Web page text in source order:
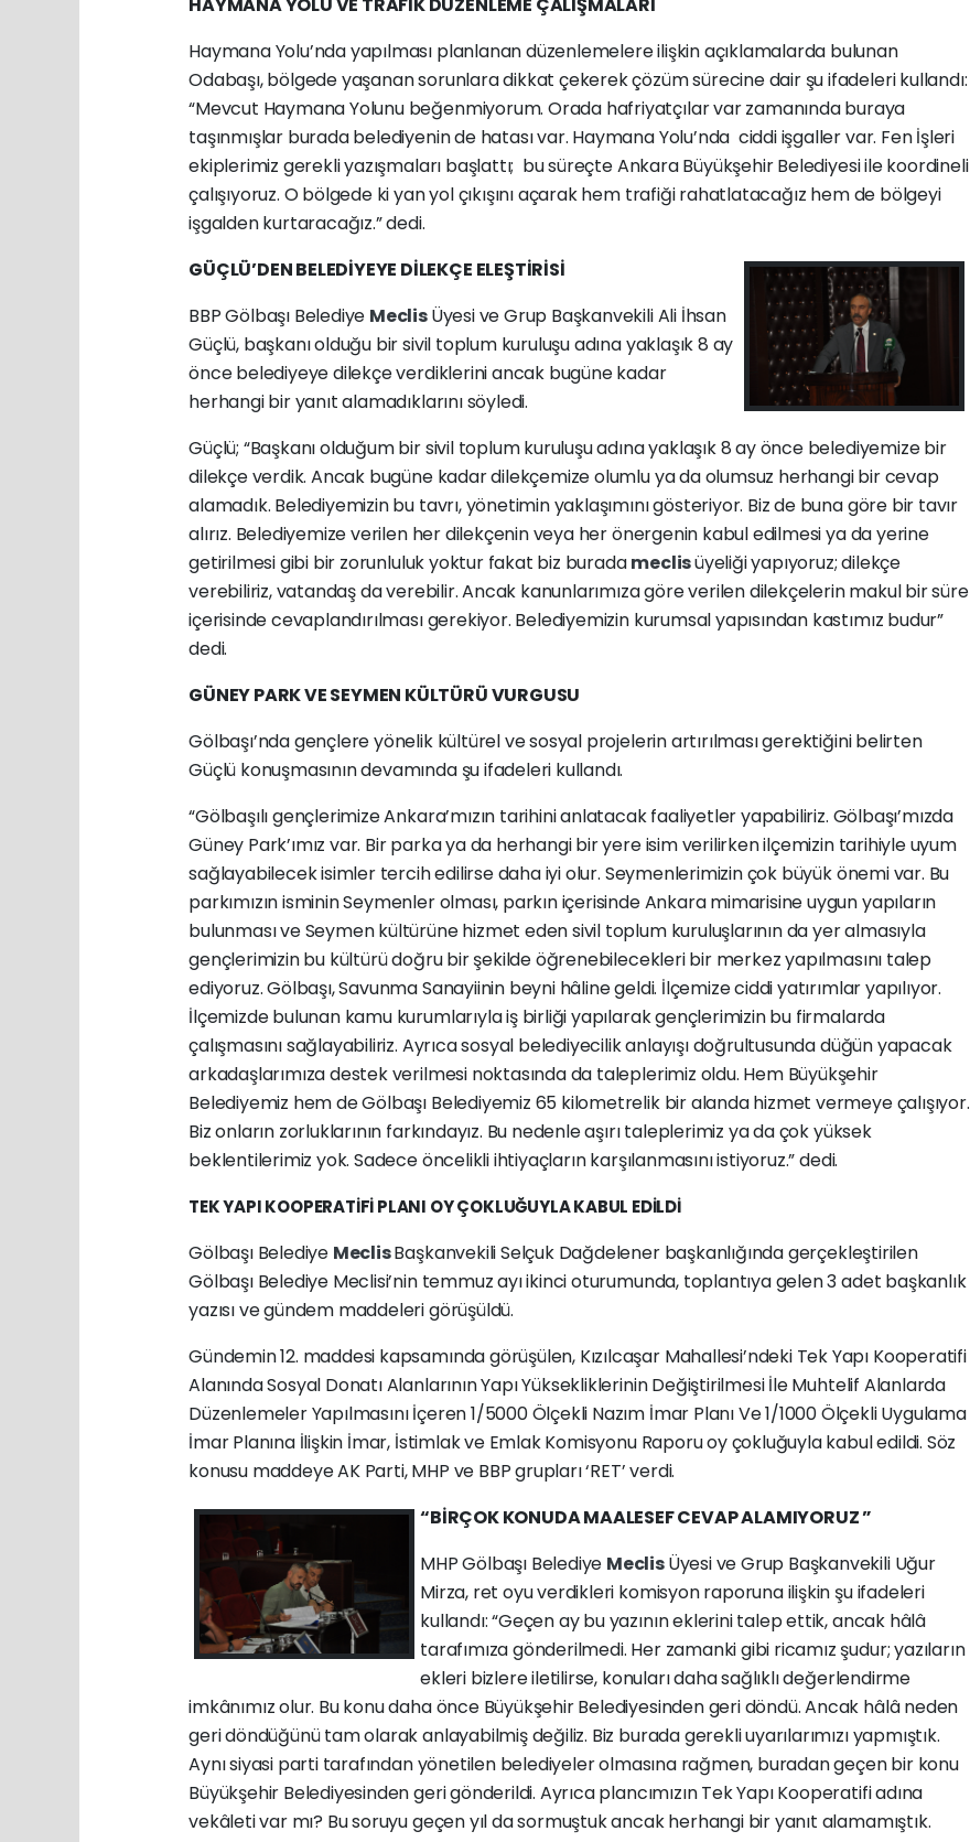
Haymana Yolu’nda yapılması planlanan düzenlemelere ilişkin açıklamalarda bulunan
Odabaşı, bölgede yaşanan sorunlara dikkat çekerek çözüm sürecine dair şu ifadeleri kullandı:
“Mevcut Haymana Yolunu beğenmiyorum. Orada hafriyatçılar var zamanında buraya
taşınmışlar burada belediyenin de hatası var. Haymana Yolu’nda ciddi işgaller var. Fen İşleri
ekiplerimiz gerekli yazışmaları başlattı; bu süreçte Ankara Büyükşehir Belediyesi ile koordineli
çalışıyoruz. O bölgede ki yan yol çıkışını açarak hem trafiği rahatlatacağız hem de bölgeyi
işgalden kurtaracağız.” dedi.
GÜÇLÜ’DEN BELEDİYEYE DİLEKÇE ELEŞTİRİSİ
BBP Gölbaşı Belediye MeclisÜyesi ve Grup Başkanvekili Ali İhsan
Güçlü, başkanı olduğu bir sivil toplum kuruluşu adına yaklaşık 8 ay
önce belediyeye dilekçe verdiklerini ancak bugüne kadar
herhangi bir yanıt alamadıklarını söyledi.
Güçlü; “Başkanı olduğum bir sivil toplum kuruluşu adına yaklaşık 8 ay önce belediyemize bir
dilekçe verdik. Ancak bugüne kadar dilekçemize olumlu ya da olumsuz herhangi bir cevap
alamadık. Belediyemizin bu tavrı, yönetimin yaklaşımını gösteriyor. Biz de buna göre bir tavır
alırız. Belediyemize verilen her dilekçenin veya her önergenin kabul edilmesi ya da yerine
getirilmesi gibi bir zorunluluk yoktur fakat biz buradameclisüyeliği yapıyoruz; dilekçe
verebiliriz, vatandaş da verebilir. Ancak kanunlarımıza göre verilen dilekçelerin makul bir süre
içerisinde cevaplandırılması gerekiyor. Belediyemizin kurumsal yapısından kastımız budur”
dedi.
GÜNEY PARK VE SEYMEN KÜLTÜRÜ VURGUSU
Gölbaşı’nda gençlere yönelik kültürel ve sosyal projelerin artırılması gerektiğini belirten
Güçlü konuşmasının devamında şu ifadeleri kullandı.
“Gölbaşılı gençlerimize Ankara’mızın tarihini anlatacak faaliyetler yapabiliriz. Gölbaşı’mızda
Güney Park’ımız var. Bir parka ya da herhangi bir yere isim verilirken ilçemizin tarihiyle uyum
sağlayabilecek isimler tercih edilirse daha iyi olur. Seymenlerimizin çok büyük önemi var. Bu
parkımızın isminin Seymenler olması, parkın içerisinde Ankara mimarisine uygun yapıların
bulunması ve Seymen kültürüne hizmet eden sivil toplum kuruluşlarının da yer almasıyla
gençlerimizin bu kültürü doğru bir şekilde öğrenebilecekleri bir merkez yapılmasını talep
ediyoruz. Gölbaşı, Savunma Sanayiinin beyni hâline geldi. İlçemize ciddi yatırımlar yapılıyor.
İlçemizde bulunan kamu kurumlarıyla iş birliği yapılarak gençlerimizin bu firmalarda
çalışmasını sağlayabiliriz. Ayrıca sosyal belediyecilik anlayışı doğrultusunda düğün yapacak
arkadaşlarımıza destek verilmesi noktasında da taleplerimiz oldu. Hem Büyükşehir
Belediyemiz hem de Gölbaşı Belediyemiz 65 kilometrelik bir alanda hizmet vermeye çalışıyor.
Biz onların zorluklarının farkındayız. Bu nedenle aşırı taleplerimiz ya da çok yüksek
beklentilerimiz yok. Sadece öncelikli ihtiyaçların karşılanmasını istiyoruz.” dedi.
TEK YAPI KOOPERATİFİ PLANI OY ÇOKLUĞUYLA KABUL EDİLDİ
Gölbaşı Belediye MeclisBaşkanvekili Selçuk Dağdelener başkanlığında gerçekleştirilen
Gölbaşı Belediye Meclisi’nin temmuz ayı ikinci oturumunda, toplantıya gelen 3 adet başkanlık
yazısı ve gündem maddeleri görüşüldü.
Gündemin 12. maddesi kapsamında görüşülen, Kızılcaşar Mahallesi’ndeki Tek Yapı Kooperatifi
Alanında Sosyal Donatı Alanlarının Yapı Yüksekliklerinin Değiştirilmesi İle Muhtelif Alanlarda
Düzenlemeler Yapılmasını İçeren 1/5000 Ölçekli Nazım İmar Planı Ve 1/1000 Ölçekli Uygulama
İmar Planına İlişkin İmar, İstimlak ve Emlak Komisyonu Raporu oy çokluğuyla kabul edildi. Söz
konusu maddeye AK Parti, MHP ve BBP grupları ‘RET’ verdi.
“BİRÇOK KONUDA MAALESEF CEVAP ALAMIYORUZ ”
MHP Gölbaşı Belediye MeclisÜyesi ve Grup Başkanvekili Uğur
Mirza, ret oyu verdikleri komisyon raporuna ilişkin şu ifadeleri
kullandı: “Geçen ay bu yazının eklerini talep ettik, ancak hâlâ
tarafımıza gönderilmedi. Her zamanki gibi ricamız şudur; yazıların
ekleri bizlere iletilirse, konuları daha sağlıklı değerlendirme
imkânımız olur. Bu konu daha önce Büyükşehir Belediyesinden geri döndü. Ancak hâlâ neden
geri döndüğünü tam olarak anlayabilmiş değiliz. Biz burada gerekli uyarılarımızı yapmıştık.
Aynı siyasi parti tarafından yönetilen belediyeler olmasına rağmen, buradan geçen bir konu
Büyükşehir Belediyesinden geri gönderildi. Ayrıca plancımızın Tek Yapı Kooperatifi adına
vekâleti var mı? Bu soruyu geçen yıl da sormuştuk ancak herhangi bir yanıt alamamıştık.